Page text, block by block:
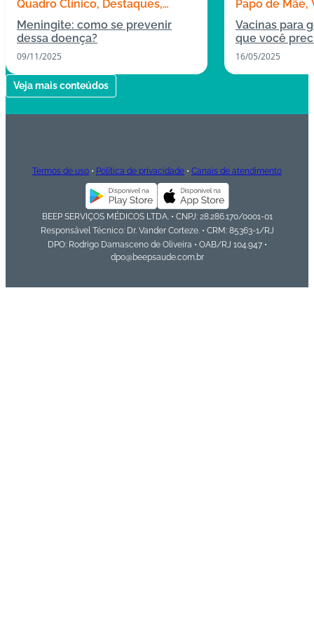
Quadro Clínico Destaques
Todas as publicações
Meningite: como se prevenir
dessa doença?
09/11/2025
Papo de Mãe
Destaques
Vacinas para
que você
16/05/2025
Veja mais conteúdos
Termos de uso • Política de privacidade • Canais de atendimento
BEEP SERVIÇOS MÉDICOS LTDA. • CNPJ: 28.286.170/0001-01
Responsável Técnico: Dr. Vander Corteze. • CRM: 85363-1/RJ
DPO: Rodrigo Damasceno de Oliveira • OAB/RJ 104.947 •
dpo@beepsaude.com.br